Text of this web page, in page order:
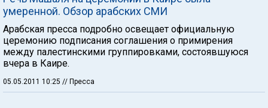
умеренной. Обзор арабских СМИ
Арабская пресса подробно освещает официальную
церемонию подписания соглашения о примирения
между палестинскими группировками, состоявшуюся
вчера в Каире.
05.05.2011 10:25 // Пресса